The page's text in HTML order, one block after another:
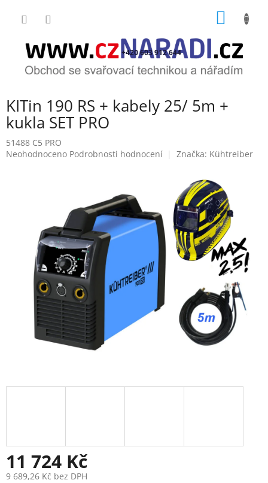
+420 603 912 644
KITin 190 RS + kabely 25/ 5m +
kukla SET PRO
51488 C5 PRO
Průměrné
hvězdiček.
Neohodnoceno Podrobnosti hodnocení Značka: Kühtreiber
11 724 Kč
9 689,26 Kč bez DPH